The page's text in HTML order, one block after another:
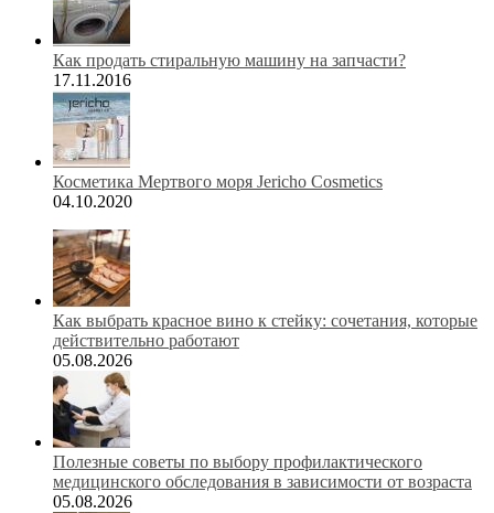
Как продать стиральную машину на запчасти?
17.11.2016
Косметика Мертвого моря Jericho Cosmetics
04.10.2020
Как выбрать красное вино к стейку: сочетания, которые
действительно работают
05.08.2026
Полезные советы по выбору профилактического
медицинского обследования в зависимости от возраста
05.08.2026